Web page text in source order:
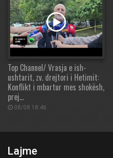
Top Channel/ Vrasja e ish-
ushtarit, zv. drejtori i Hetimit:
Konflikt i mbartur mes shokësh,
prej…
08/08 18:46
Lajme